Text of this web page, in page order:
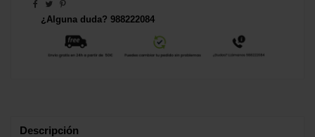
¿Alguna duda? 988222084
Descripción